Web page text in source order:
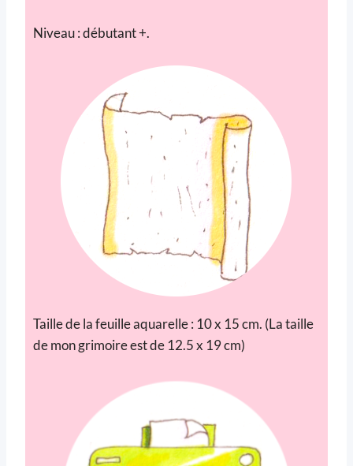
Niveau : débutant +.
Taille de la feuille aquarelle : 10 x 15 cm. (La taille
de mon grimoire est de 12.5 x 19 cm)